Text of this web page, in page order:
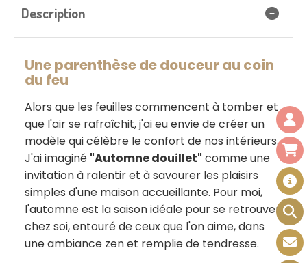
Description
Une parenthèse de douceur au coin
du feu
Alors que les feuilles commencent à tomber et
que l'air se rafraîchit, j'ai eu envie de créer un
modèle qui célèbre le confort de nos intérieurs.
J'ai imaginé "Automne douillet" comme une
invitation à ralentir et à savourer les plaisirs
simples d'une maison accueillante. Pour moi,
l'automne est la saison idéale pour se retrouver
chez soi, entouré de ceux que l'on aime, dans
une ambiance zen et remplie de tendresse.